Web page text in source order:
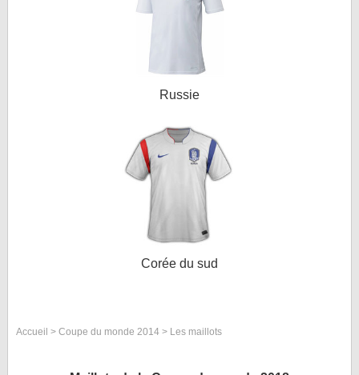
Russie
Corée du sud
Accueil > Coupe du monde 2014> Les maillots